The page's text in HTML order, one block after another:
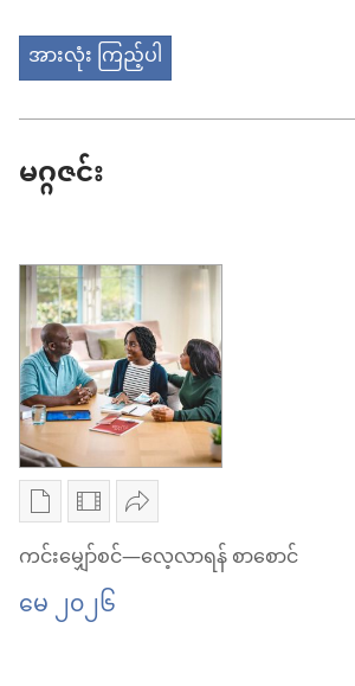
အားလုံး ကြည့်ပါ
မဂ္ဂဇင်း
စာပေ
ကူး
ယူ
ရာ
ဗီဒီယို
ကူး
ယူ
ရာ
ဝေမျှ
ပါ
ကင်းမျှော်စင်—လေ့လာရန် စာစောင်
မေ ၂၀၂၆